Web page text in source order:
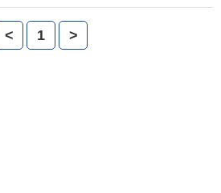
< 1 >